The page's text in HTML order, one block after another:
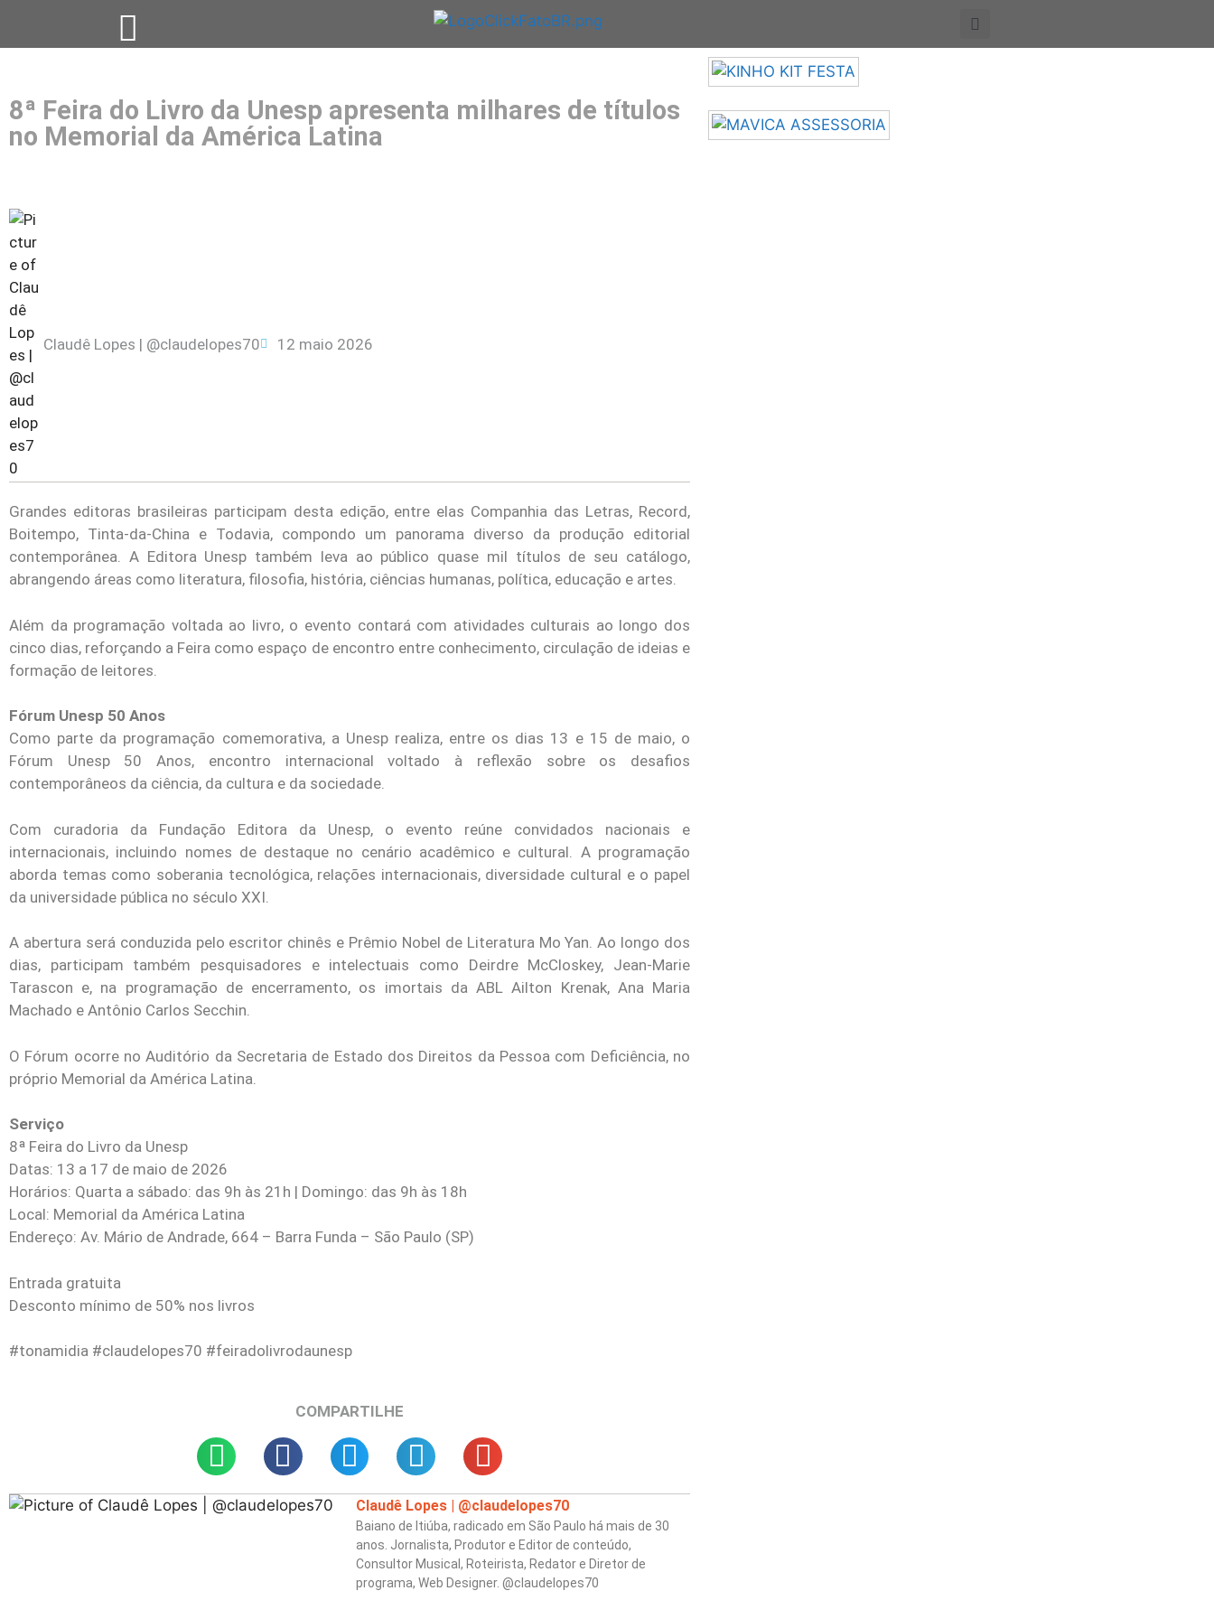
8ª Feira do Livro da Unesp apresenta milhares de títulos
no Memorial da América Latina
Claudê Lopes | @claudelopes70 12 maio 2026
Grandes editoras brasileiras participam desta edição, entre elas Companhia das Letras, Record,
Boitempo, Tinta-da-China e Todavia, compondo um panorama diverso da produção editorial
contemporânea. A Editora Unesp também leva ao público quase mil títulos de seu catálogo,
abrangendo áreas como literatura, filosofia, história, ciências humanas, política, educação e artes.
Além da programação voltada ao livro, o evento contará com atividades culturais ao longo dos
cinco dias, reforçando a Feira como espaço de encontro entre conhecimento, circulação de ideias e
formação de leitores.
Fórum Unesp 50 Anos
Como parte da programação comemorativa, a Unesp realiza, entre os dias 13 e 15 de maio, o
Fórum Unesp 50 Anos, encontro internacional voltado à reflexão sobre os desafios
contemporâneos da ciência, da cultura e da sociedade.
Com curadoria da Fundação Editora da Unesp, o evento reúne convidados nacionais e
internacionais, incluindo nomes de destaque no cenário acadêmico e cultural. A programação
aborda temas como soberania tecnológica, relações internacionais, diversidade cultural e o papel
da universidade pública no século XXI.
A abertura será conduzida pelo escritor chinês e Prêmio Nobel de Literatura Mo Yan. Ao longo dos
dias, participam também pesquisadores e intelectuais como Deirdre McCloskey, Jean-Marie
Tarascon e, na programação de encerramento, os imortais da ABL Ailton Krenak, Ana Maria
Machado e Antônio Carlos Secchin.
O Fórum ocorre no Auditório da Secretaria de Estado dos Direitos da Pessoa com Deficiência, no
próprio Memorial da América Latina.
Serviço
8ª Feira do Livro da Unesp
Datas: 13 a 17 de maio de 2026
Horários: Quarta a sábado: das 9h às 21h | Domingo: das 9h às 18h
Local: Memorial da América Latina
Endereço: Av. Mário de Andrade, 664 – Barra Funda – São Paulo (SP)
Entrada gratuita
Desconto mínimo de 50% nos livros
#tonamidia #claudelopes70 #feiradolivrodaunesp
COMPARTILHE
Claudê Lopes | @claudelopes70
Baiano de Itiúba, radicado em São Paulo há mais de 30
anos. Jornalista, Produtor e Editor de conteúdo,
Consultor Musical, Roteirista, Redator e Diretor de
programa, Web Designer. @claudelopes70